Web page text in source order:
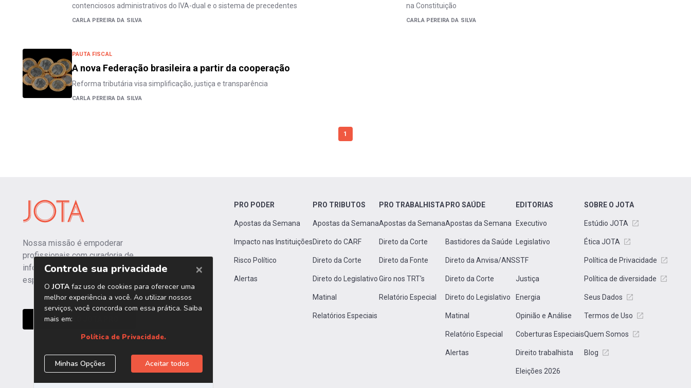
contenciosos administrativos do IVA-dual e o sistema de precedentes
CARLA PEREIRA DA SILVA
na Constituição
CARLA PEREIRA DA SILVA
PAUTA FISCAL
A nova Federação brasileira a partir da cooperação
Reforma tributária visa simplificação, justiça e transparência
CARLA PEREIRA DA SILVA
1
Nossa missão é empoderar
profissionais com curadoria de
informações independentes e
especializadas.
CONHEÇA O JOTA PRO
PRO PODER
Apostas da Semana
Impacto nas Instituições
Risco Político
Alertas
PRO TRIBUTOS
Apostas da Semana
Direto do CARF
Direto da Corte
Direto do Legislativo
Matinal
Relatórios Especiais
PRO TRABALHISTA
Apostas da Semana
Direto da Corte
Direto da Fonte
Giro nos TRT's
Relatório Especial
PRO SAÚDE
Apostas da Semana
Bastidores da Saúde
Direto da Anvisa/ANS
Direto da Corte
Direto do Legislativo
Matinal
Relatório Especial
Alertas
EDITORIAS
Executivo
Legislativo
STF
Justiça
Energia
Opinião e Análise
Coberturas Especiais
Direito trabalhista
Eleições 2026
SOBRE O JOTA
Estúdio JOTA
Ética JOTA
Política de Privacidade
Política de diversidade
Seus Dados
Termos de Uso
Quem Somos
Blog